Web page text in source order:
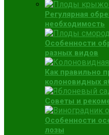
Регулярная
необходимость
Особенности
разных видов
Как правильно
колоновидных
Советы и
Особенности
лозы